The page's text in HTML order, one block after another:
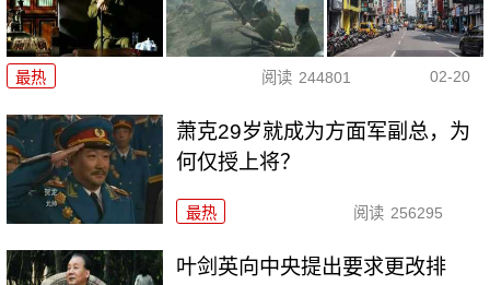
最热 阅读 244801 02-20
萧克29岁就成为方面军副总，为
何仅授上将？
最热 阅读 256295
叶剑英向中央提出要求更改排